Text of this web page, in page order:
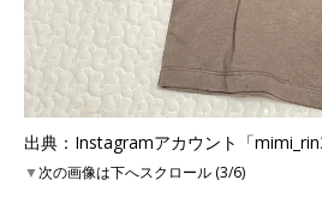
出典：Instagramアカウント「
▼次の画像は下へスクロール (3/6)